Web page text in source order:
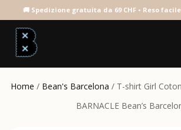
Home / Bean's Barcelona / T-shirt Girl
BARNACLE Bean’s